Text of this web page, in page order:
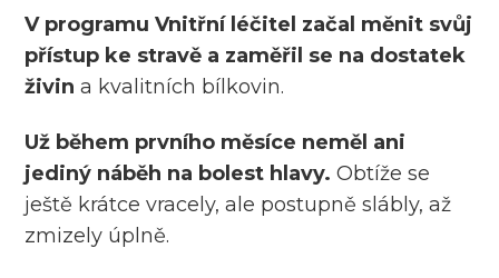
V programu Vnitřní léčitel začal měnit svůj
přístup ke stravě a zaměřil se na dostatek
živin a kvalitních bílkovin.
Už během prvního měsíce neměl ani
jediný náběh na bolest hlavy. Obtíže se
ještě krátce vracely, ale postupně slábly, až
zmizely úplně.